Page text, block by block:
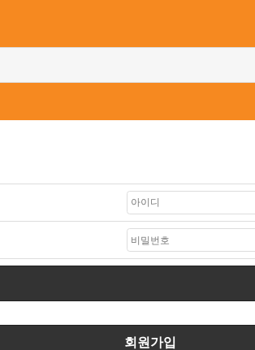
회원가입